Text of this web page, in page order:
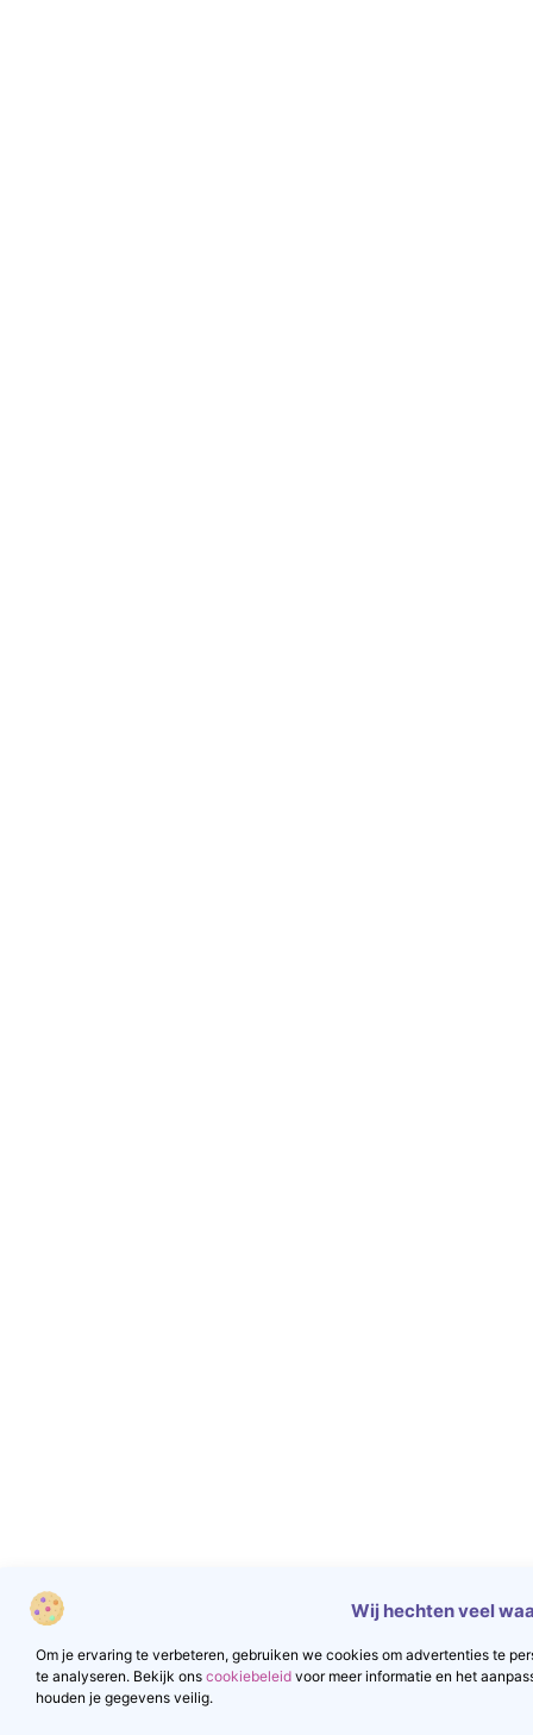
Wij hechten veel
Om je ervaring te verbeteren, gebruiken we cookies om advertenties te
te analyseren. Bekijk ons cookiebeleid voor meer informatie en het
houden je gegevens veilig.